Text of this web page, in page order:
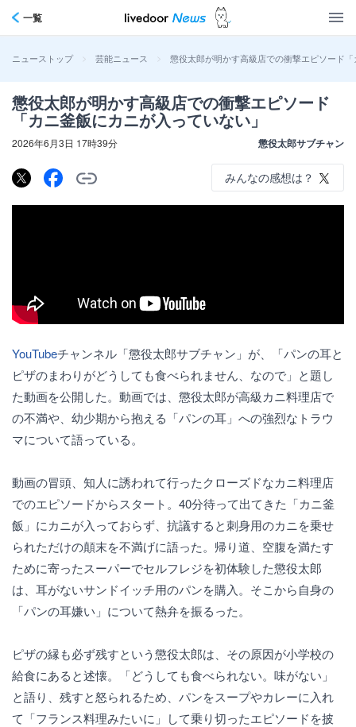
一覧
ニューストップ > 芸能ニュース > 懲役太郎が明かす高級店での衝撃エピソード
懲役太郎が明かす高級店での衝撃エピソード
「カニ釜飯にカニが入っていない」
2026年6月3日 17時39分 懲役太郎サブチャン
みんなの感想は？
YouTubeチャンネル「懲役太郎サブチャン」が、「パンの耳と
ピザのまわりがどうしても食べられません、なので」と題し
た動画を公開した。動画では、懲役太郎が高級カニ料理店で
の不満や、幼少期から抱える「パンの耳」への強烈なトラウ
マについて語っている。
動画の冒頭、知人に誘われて行ったクローズドなカニ料理店
でのエピソードからスタート。40分待って出てきた「カニ釜
飯」にカニが入っておらず、抗議すると刺身用のカニを乗せ
られただけの顛末を不満げに語った。帰り道、空腹を満たす
ために寄ったスーパーでセルフレジを初体験した懲役太郎
は、耳がないサンドイッチ用のパンを購入。そこから自身の
「パンの耳嫌い」について熱弁を振るった。
ピザの縁も必ず残すという懲役太郎は、その原因が小学校の
給食にあると述懐。「どうしても食べられない。味がない」
と語り、残すと怒られるため、パンをスープやカレーに入れ
て「フランス料理みたいに」して乗り切ったエピソードを披